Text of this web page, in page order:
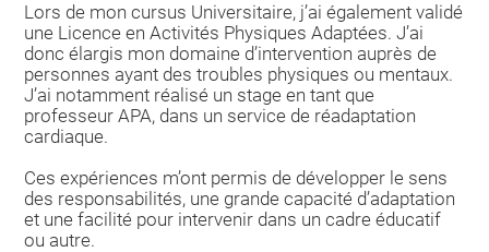
Lors de mon cursus Universitaire, j’ai également validé
une Licence en Activités Physiques Adaptées. J’ai
donc élargis mon domaine d’intervention auprès de
personnes ayant des troubles physiques ou mentaux.
J’ai notamment réalisé un stage en tant que
professeur APA, dans un service de réadaptation
cardiaque.
Ces expériences m’ont permis de développer le sens
des responsabilités, une grande capacité d’adaptation
et une facilité pour intervenir dans un cadre éducatif
ou autre.